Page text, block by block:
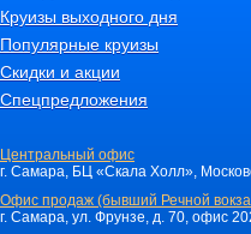
Круизы выходного дня
Популярные круизы
Скидки и акции
Спецпредложения
Центральный офис
г. Самара, БЦ «Скала Холл»,
Офис продаж (бывший Речной
г. Самара, ул. Фрунзе, д. 70, офис